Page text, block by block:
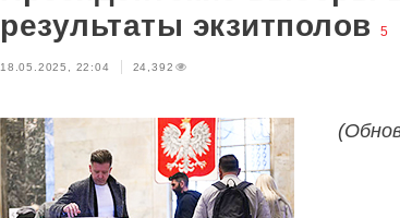
результаты экзитполов
5
18.05.2025, 22:04 24,392